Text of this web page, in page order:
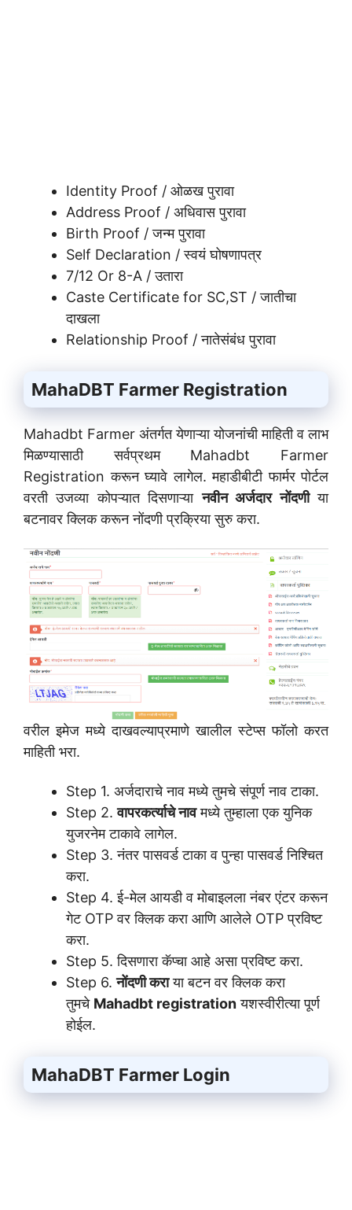
Identity Proof / ओळख पुरावा
Address Proof / अधिवास पुरावा
Birth Proof / जन्म पुरावा
Self Declaration / स्वयं घोषणापत्र
7/12 Or 8-A / उतारा
Caste Certificate for SC,ST / जातीचा
दाखला
Relationship Proof / नातेसंबंध पुरावा
MahaDBT Farmer Registration
Mahadbt Farmer अंतर्गत येणाऱ्या योजनांची माहिती व लाभ
मिळण्यासाठी सर्वप्रथम Mahadbt Farmer
Registration करून घ्यावे लागेल. महाडीबीटी फार्मर पोर्टल
वरती उजव्या कोपऱ्यात दिसणाऱ्यानवीन अर्जदार नोंदणीया
बटनावर क्लिक करून नोंदणी प्रक्रिया सुरु करा.
वरील इमेज मध्ये दाखवल्याप्रमाणे खालील स्टेप्स फॉलो करत
माहिती भरा.
Step 1. अर्जदाराचे नाव मध्ये तुमचे संपूर्ण नाव टाका.
Step 2.वापरकर्त्याचे नावमध्ये तुम्हाला एक युनिक
युजरनेम टाकावे लागेल.
Step 3. नंतर पासवर्ड टाका व पुन्हा पासवर्ड निश्चित
करा.
Step 4. ई-मेल आयडी व मोबाइलला नंबर एंटर करून
गेट OTP वर क्लिक करा आणि आलेले OTP प्रविष्ट
करा.
Step 5. दिसणारा कॅप्चा आहे असा प्रविष्ट करा.
Step 6.नोंदणी कराया बटन वर क्लिक करा
तुमचे Mahadbt registrationयशस्वीरीत्या पूर्ण
होईल.
MahaDBT Farmer Login